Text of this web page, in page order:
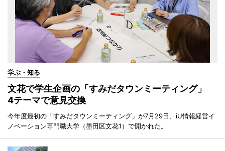
学ぶ・知る
文花で学生企画の「すみだタウンミーティング」
4テーマで意見交換
今年度最初の「すみだタウンミーティング」が7月29日、iU情報経営イ
ノベーション専門職大学（墨田区文花1）で開かれた。